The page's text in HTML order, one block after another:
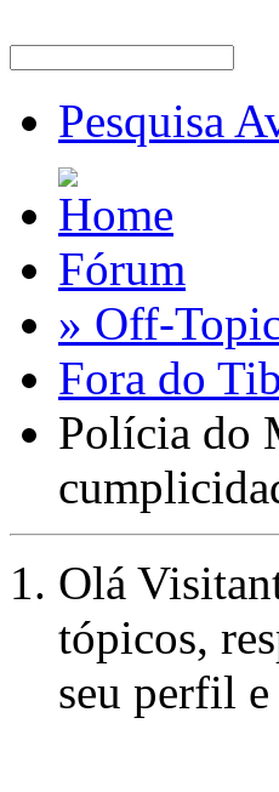
Pesquisa
Fórum
» Off-
Fora do
Polícia do
Olá
tópicos,
seu perfil